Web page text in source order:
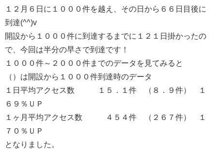
１２月６日に１０００件を越え、その日から６６日目後に
到達(^^)v
開設から１０００件に到達するまでに１２１日掛かったの
で、今回は半分の早さで到達です！
１０００件～２０００件までのデータを見てみると
（）は開設から１０００件到達時のデータ
１日平均アクセス数 １５．１件 （８．９件） １
６９％ＵＰ
１ヶ月平均アクセス数 ４５４件 （２６７件） １
７０％ＵＰ
となりました。